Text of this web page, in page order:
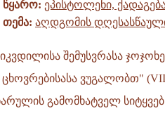
წყარო: ეპისტოლენი,
თემა: აღდგომის
შემუსვრასა
ცხოვრებისასა ვუგალობთ"
გამომხატველ